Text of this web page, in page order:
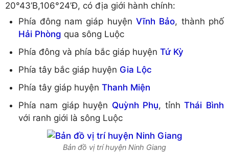
20°43’B,106°24’Đ, có địa giới hành chính:
Phía đông nam giáp huyệnVĩnh Bảo, thành phố
Hải Phòng qua sông Luộc
Phía đông và phía bắc giáp huyện Tứ Kỳ
Phía tây bắc giáp huyện Gia Lộc
Phía tây giáp huyện Thanh Miện
Phía nam giáp huyện Quỳnh Phụ, tỉnhThái Bình
với ranh giới là sông Luộc
Bản đồ vị trí huyện Ninh Giang